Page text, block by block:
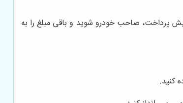
پرداخت، صاحب خودرو شوید و باقی مبلغ را به
کنید.